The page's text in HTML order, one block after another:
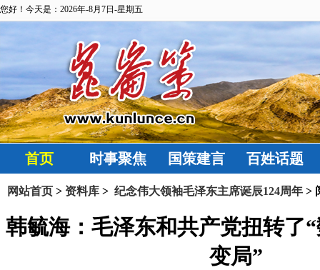
您好！今天是：2026年-8月7日-星期五
首页 时事聚焦 国策建言 百姓话题
网站首页 > 资料库 > 纪念伟大领袖毛泽东主席诞辰124周年 >
韩毓海：毛泽东和共产党扭转了
变局”